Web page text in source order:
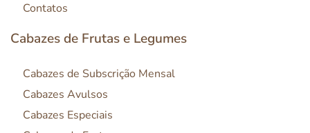
Contatos
Cabazes de Frutas e Legumes
Cabazes de Subscrição Mensal
Cabazes Avulsos
Cabazes Especiais